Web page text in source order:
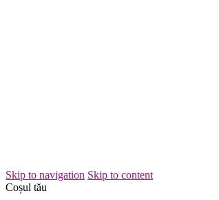
Skip to navigation Skip to content
Coșul tău